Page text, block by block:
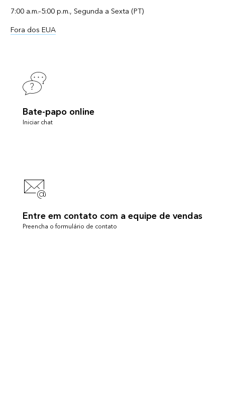
7:00 a.m.–5:00 p.m., Segunda a Sexta (PT)
Fora dos EUA
Bate-papo online
Iniciar chat
Entre em contato com a equipe de vendas
Preencha o formulário de contato